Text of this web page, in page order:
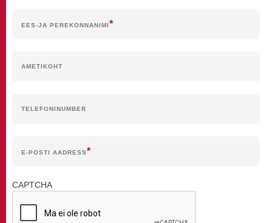
EES-JA PEREKONNANIMI
AMETIKOHT
TELEFONINUMBER
E-POSTI AADRESS
CAPTCHA